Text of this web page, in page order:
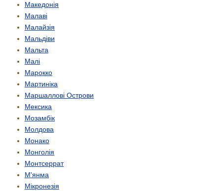
Македонія
Малаві
Малайзія
Мальдіви
Мальта
Малі
Марокко
Мартиніка
Маршаллові Острови
Мексика
Мозамбік
Молдова
Монако
Монголія
Монтсеррат
М'янма
Мікронезія